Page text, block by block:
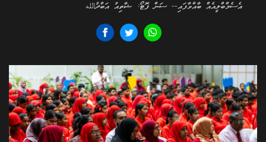
އެސެމްބްލީއެއް ބާއްވާފައި-- ސަން ފޮޓޯ: ޝާތިއު އަބްދުالله